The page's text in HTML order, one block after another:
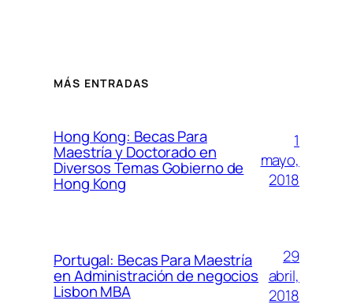
MÁS ENTRADAS
Hong Kong: Becas Para
Maestría y Doctorado en
Diversos Temas Gobierno de
Hong Kong
1
mayo,
2018
Portugal: Becas Para Maestría
en Administración de negocios
Lisbon MBA
29
abril,
2018